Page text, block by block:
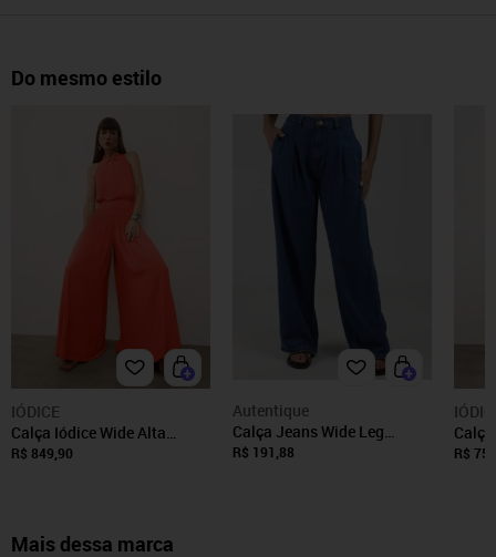
Do mesmo estilo
IÓDICE
Calça Iódice Wide Alta
Vermelho Vermelho
R$ 849,90
Autentique
Calça Jeans Wide Leg
Autentique Feminina AZUL
R$ 191,88
Azul
R$
Mais dessa marca